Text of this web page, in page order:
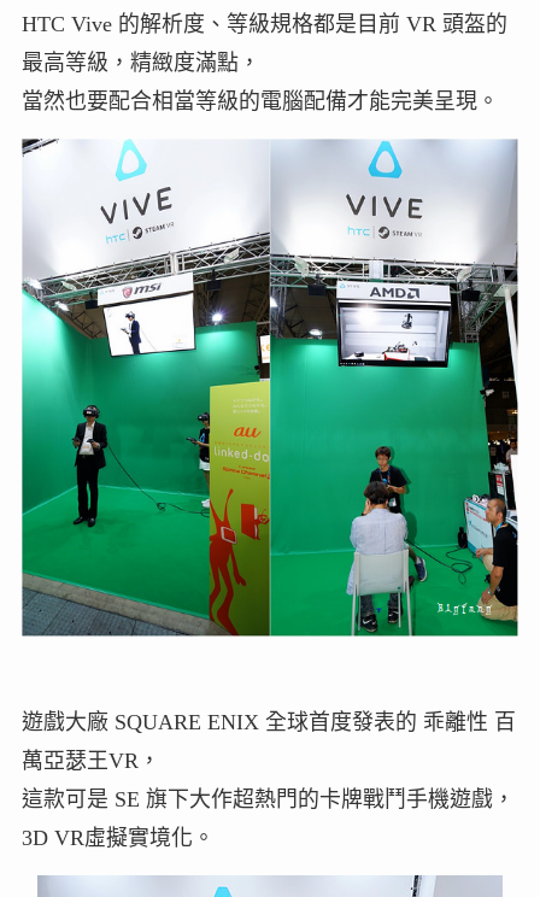
HTC Vive 的解析度、等級規格都是目前 VR 頭盔的
最高等級，精緻度滿點，
當然也要配合相當等級的電腦配備才能完美呈現。
遊戲大廠 SQUARE ENIX 全球首度發表的 乖離性 百
萬亞瑟王VR，
這款可是 SE 旗下大作超熱門的卡牌戰鬥手機遊戲，
3D VR虛擬實境化。